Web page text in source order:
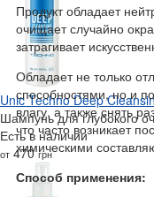
Продукт обладает
очищает случайно
затрагивает
Обладает не только
способностями, но и
влагу, а также снять
что часто возникает
химическими
Способ применения:
Unic Techno Deep
Шампунь для глубокого
Есть в наличии
от 470грн